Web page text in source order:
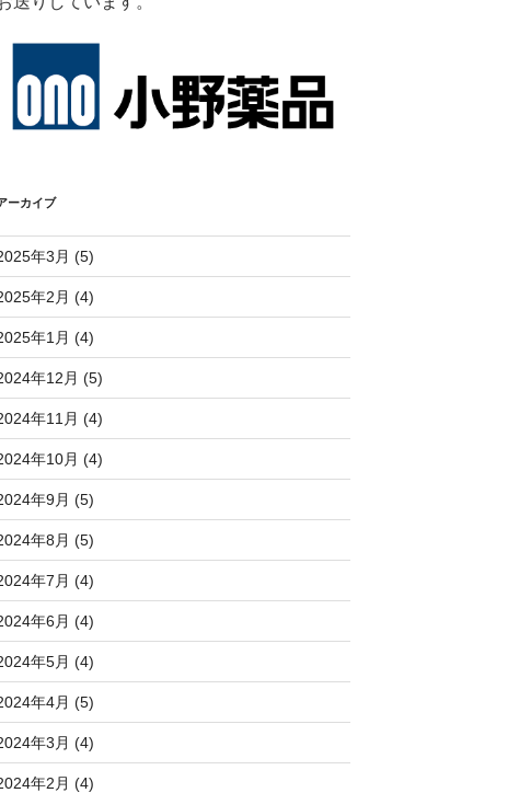
ーカイブ
年3月 (5)
年2月 (4)
年1月 (4)
年12月 (5)
年11月 (4)
年10月 (4)
年9月 (5)
年8月 (5)
年7月 (4)
年6月 (4)
年5月 (4)
年4月 (5)
年3月 (4)
年2月 (4)